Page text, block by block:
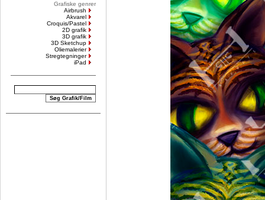
Grafiske genrer
Airbrush
Akvarel
Croquis/Pastel
2D grafik
3D grafik
3D Sketchup
Oliemalerier
Stregtegninger
iPad